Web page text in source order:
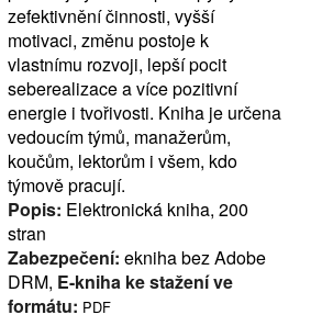
zefektivnění činnosti, vyšší
motivaci, změnu postoje k
vlastnímu rozvoji, lepší pocit
seberealizace a více pozitivní
energie i tvořivosti. Kniha je určena
vedoucím týmů, manažerům,
koučům, lektorům i všem, kdo
týmově pracují.
Popis: Elektronická kniha, 200
stran
Zabezpečení: ekniha bez Adobe
DRM, E-kniha ke stažení ve
formátu: PDF